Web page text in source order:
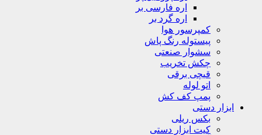
اره فارسی بر
اره گرد بر
کمپرسور هوا
پیستوله رنگ پاش
سشوار صنعتی
چکش تخریب
قیچی برقی
اتو لوله
پمپ کف کش
ابزار دستی
بکس ریلی
کیت ابزار دستی